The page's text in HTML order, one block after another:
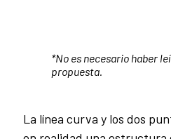
*No es necesario haber
propuesta.
La línea curva y los dos